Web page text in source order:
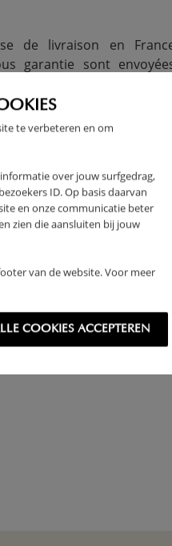
te verbeteren en om
over jouw surfgedrag,
ID. Op basis daarvan
en onze communicatie beter
zien die aansluiten bij jouw
van de website. Voor meer
COOKIES ACCEPTEREN
de livraison en
garantie sont
ne seront pas
de contactou par email à
nom, vos coordonnées
la description détaillée du